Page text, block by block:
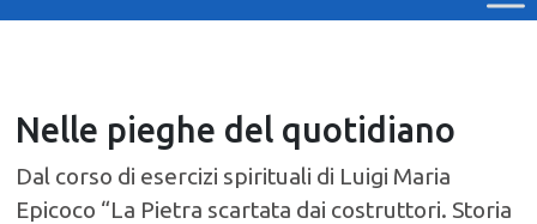
Nelle pieghe del quotidiano
Dal corso di esercizi spirituali di Luigi Maria
Epicoco “La Pietra scartata dai costruttori. Storia